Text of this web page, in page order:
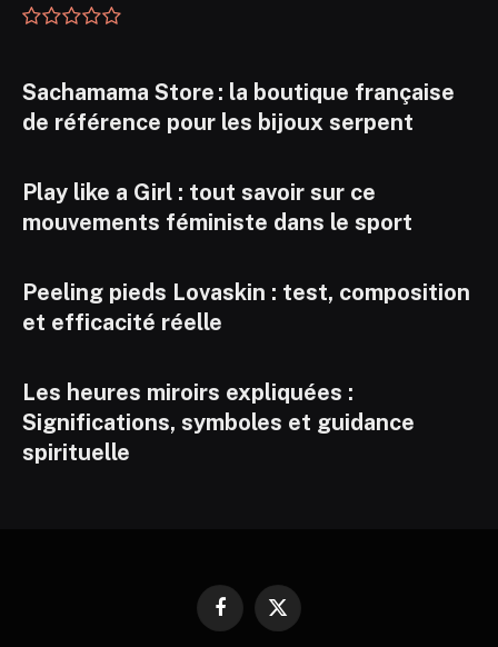
Sachamama Store : la boutique française
de référence pour les bijoux serpent
Play like a Girl : tout savoir sur ce
mouvements féministe dans le sport
Peeling pieds Lovaskin : test, composition
et efficacité réelle
Les heures miroirs expliquées :
Significations, symboles et guidance
spirituelle
Facebook
X